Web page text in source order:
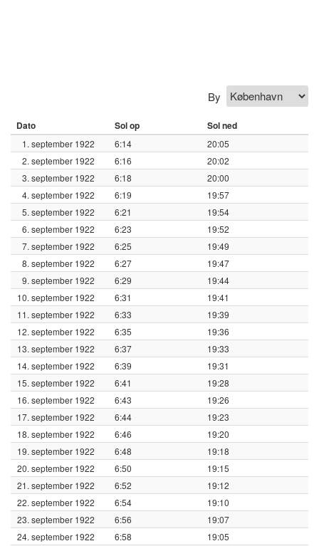
By
Dato Sol op Sol ned
1. september 1922 6:14
20:05
2. september 1922
6:16
20:02
3. september 1922
6:18
20:00
4. september 1922
6:19
19:57
5. september 1922
6:21
19:54
6. september 1922
6:23
19:52
7. september 1922
6:25
19:49
8. september 1922
6:27
19:47
9. september 1922
6:29
19:44
10. september 1922
6:31
19:41
11. september 1922
6:33
19:39
12. september 1922
6:35
19:36
13. september 1922
6:37
19:33
14. september 1922
6:39
19:31
15. september 1922
6:41
19:28
16. september 1922
6:43
19:26
17. september 1922
6:44
19:23
18. september 1922
6:46
19:20
19. september 1922
6:48
19:18
20. september 1922
6:50
19:15
21. september 1922
6:52
19:12
22. september 1922
6:54
19:10
23. september 1922
6:56
19:07
24. september 1922
6:58
19:05